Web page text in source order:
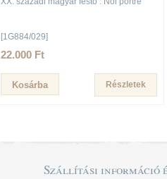
[1G884/029]
22.000 Ft
Részletek
Szállítási információ